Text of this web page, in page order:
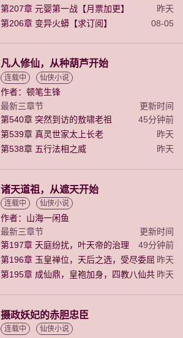
昨天
第207章 元婴第一战【月票加更】
08-05
第206章 变异火蟒【求订阅】
凡人修仙，从种葫芦开始
连载中 仙侠小说
作者：顿笔生锋
更新时间
最新三章节
45分钟前
第540章 突然到访的敖啸老祖
昨天
第539章 真灵世家太上长老
昨天
第538章 五行法相之威
诸天道祖，从遮天开始
连载中 仙侠小说
作者：山海一闲鱼
更新时间
最新三章节
49分钟前
第197章 天庭纷扰，叶天帝的治理
法，长公主摄政
昨天
第196章 玉皇禅位，天后之选，受尽委屈
的洪荒修士们
昨天
第195章 成仙鼎，皇袍加身，四教八仙共
摄政妖妃的赤胆忠臣
连载中 仙侠小说